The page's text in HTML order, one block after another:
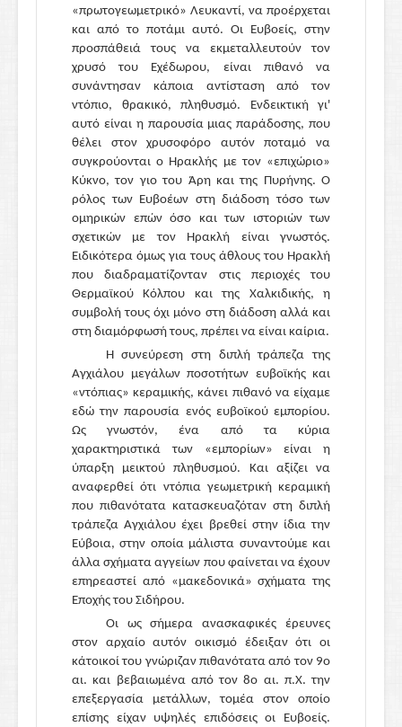
«πρωτογεωμετρικό» Λευκαντί, να προέρχεται
και από το ποτάμι αυτό. Οι Ευβοείς, στην
προσπάθειά τους να εκμεταλλευτούν τον
χρυσό του Εχέδωρου, είναι πιθανό να
συνάντησαν κάποια αντίσταση από τον
ντόπιο, θρακικό, πληθυσμό. Ενδεικτική γι'
αυτό είναι η παρουσία μιας παράδοσης, που
θέλει στον χρυσοφόρο αυτόν ποταμό να
συγκρούονται ο Ηρακλής με τον «επιχώριο»
Κύκνο, τον γιο του Άρη και της Πυρήνης. Ο
ρόλος των Ευβοέων στη διάδοση τόσο των
ομηρικών επών όσο και των ιστοριών των
σχετικών με τον Ηρακλή είναι γνωστός.
Ειδικότερα όμως για τους άθλους του Ηρακλή
που διαδραματίζονταν στις περιοχές του
Θερμαϊκού Κόλπου και της Χαλκιδικής, η
συμβολή τους όχι μόνο στη διάδοση αλλά και
στη διαμόρφωσή τους, πρέπει να είναι καίρια.
Η συνεύρεση στη διπλή τράπεζα της
Αγχιάλου μεγάλων ποσοτήτων ευβοϊκής και
«ντόπιας» κεραμικής, κάνει πιθανό να είχαμε
εδώ την παρουσία ενός ευβοϊκού εμπορίου.
Ως γνωστόν, ένα από τα κύρια
χαρακτηριστικά των «εμπορίων» είναι η
ύπαρξη μεικτού πληθυσμού. Και αξίζει να
αναφερθεί ότι ντόπια γεωμετρική κεραμική
που πιθανότατα κατασκευαζόταν στη διπλή
τράπεζα Αγχιάλου έχει βρεθεί στην ίδια την
Εύβοια, στην οποία μάλιστα συναντούμε και
άλλα σχήματα αγγείων που φαίνεται να έχουν
επηρεαστεί από «μακεδονικά» σχήματα της
Εποχής του Σιδήρου.
Οι ως σήμερα ανασκαφικές έρευνες
στον αρχαίο αυτόν οικισμό έδειξαν ότι οι
κάτοικοί του γνώριζαν πιθανότατα από τον 9ο
αι. και βεβαιωμένα από τον 8ο αι. π.Χ. την
επεξεργασία μετάλλων, τομέα στον οποίο
επίσης είχαν υψηλές επιδόσεις οι Ευβοείς.